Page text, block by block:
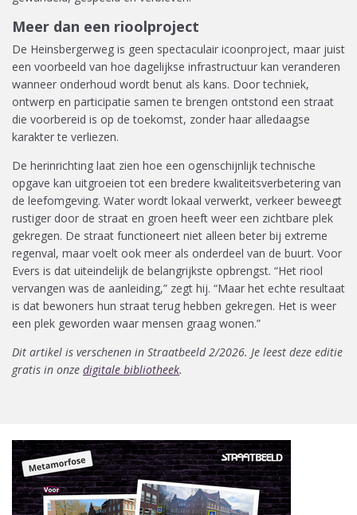
Meer dan een rioolproject
De Heinsbergerweg is geen spectaculair icoonproject, maar juist
een voorbeeld van hoe dagelijkse infrastructuur kan veranderen
wanneer onderhoud wordt benut als kans. Door techniek,
ontwerp en participatie samen te brengen ontstond een straat
die voorbereid is op de toekomst, zonder haar alledaagse
karakter te verliezen.
De herinrichting laat zien hoe een ogenschijnlijk technische
opgave kan uitgroeien tot een bredere kwaliteitsverbetering van
de leefomgeving. Water wordt lokaal verwerkt, verkeer beweegt
rustiger door de straat en groen heeft weer een zichtbare plek
gekregen. De straat functioneert niet alleen beter bij extreme
regenval, maar voelt ook meer als onderdeel van de buurt. Voor
Evers is dat uiteindelijk de belangrijkste opbrengst. “Het riool
vervangen was de aanleiding,” zegt hij. “Maar het echte resultaat
is dat bewoners hun straat terug hebben gekregen. Het is weer
een plek geworden waar mensen graag wonen.”
Dit artikel is verschenen in Straatbeeld 2/2026. Je leest deze editie
gratis in onze digitale bibliotheek.